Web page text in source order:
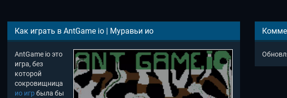
Как играть в AntGame io | Муравьи ио
AntGame io это
игра, без
которой
сокровищница
ио игр была бы